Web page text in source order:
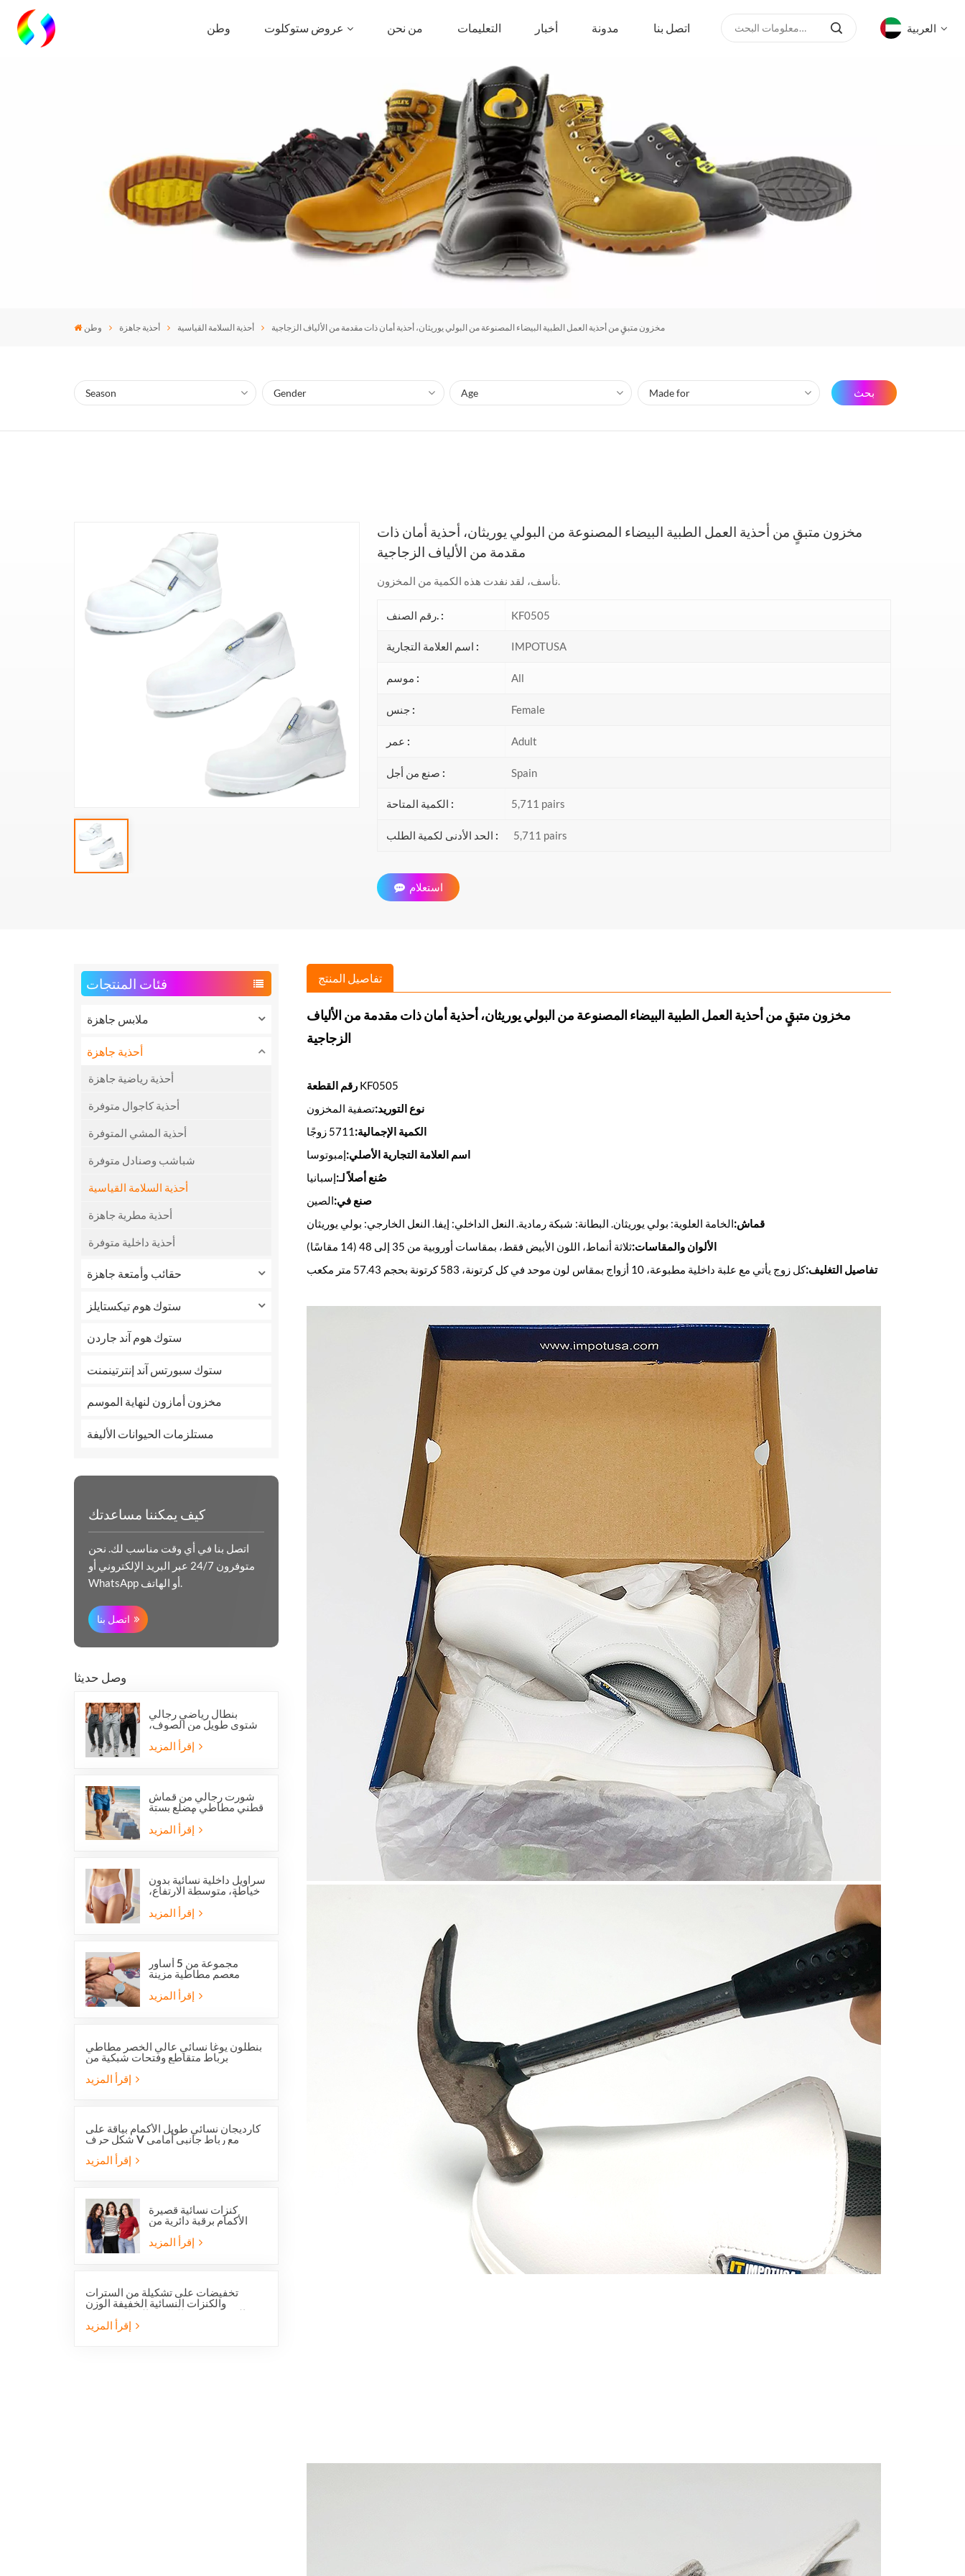
وطن عروض ستوكلوت من نحن التعليمات أخبار مدونة اتصل بنا العربية
وطن أحذية جاهزة أحذية السلامة القياسية مخزون متبقٍ من أحذية العمل الطبية البيضاء المصنوعة من البولي يوريثان، أحذية أمان ذات مقدمة من الألياف الزجاجية
بحث
مخزون متبقٍ من أحذية العمل الطبية البيضاء المصنوعة من البولي يوريثان، أحذية أمان ذات
مقدمة من الألياف الزجاجية
نأسف، لقد نفدت هذه الكمية من المخزون.
رقم الصنف. : KF0505
اسم العلامة التجارية : IMPOTUSA
موسم : All
جنس : Female
عمر : Adult
صنع من أجل : Spain
الكمية المتاحة : 5,711 pairs
الحد الأدنى لكمية الطلب : 5,711 pairs
استعلام
فئات المنتجات
ملابس جاهزة
أحذية جاهزة
أحذية رياضية جاهزة
أحذية كاجوال متوفرة
أحذية المشي المتوفرة
شباشب وصنادل متوفرة
أحذية السلامة القياسية
أحذية مطرية جاهزة
أحذية داخلية متوفرة
حقائب وأمتعة جاهزة
ستوك هوم تيكستايلز
ستوك هوم آند جاردن
ستوك سبورتس آند إنترتينمنت
مخزون أمازون لنهاية الموسم
مستلزمات الحيوانات الأليفة
كيف يمكننا مساعدتك
اتصل بنا في أي وقت مناسب لك. نحن
متوفرون 24/7 عبر البريد الإلكتروني أو
WhatsApp أو الهاتف.
اتصل بنا
وصل حديثا
بنطال رياضي رجالي
شتوي طويل من الصوف،
بقصة عادية، من
أوفرستوك، مناسب للجري
والجري.
شورت رجالي من قماش
قطني مطاطي مضلع بستة
جيوب من أوفرستوك
سراويل داخلية نسائية بدون
خياطة، متوسطة الارتفاع،
من أوفرستوك، مصنوعة
من قماش يسمح بمرور
الهواء، لطيفة على البشرة،
مجموعة من 5 أساور
معصم مطاطية مزينة
بالخرز تحمل صورة
القديس بنديكت الكاثوليكي
وميدالية المعجزة
بنطلون يوغا نسائي عالي الخصر مطاطي
برباط متقاطع وفتحات شبكية من
ستوكلوت
كارديجان نسائي طويل الأكمام بياقة على
شكل حرف V مع رباط جانبي أمامي
كنزات نسائية قصيرة
الأكمام برقبة دائرية من
الصوف المحبوك، متوفرة
تخفيضات على تشكيلة من السترات
والكنزات النسائية الخفيفة الوزن
المصنوعة من الصوف القطبي بنصف
تفاصيل المنتج
مخزون متبقٍ من أحذية العمل الطبية البيضاء المصنوعة من البولي يوريثان، أحذية أمان ذات مقدمة من الألياف
الزجاجية
رقم القطعة KF0505
نوع التوريد:تصفية المخزون
الكمية الإجمالية: 5711 زوجًا
اسم العلامة التجارية الأصلي:إمبوتوسا
صُنع أصلاً لـ:إسبانيا
صنع في:الصين
قماش:الخامة العلوية: بولي يوريثان. البطانة: شبكة رمادية. النعل الداخلي: إيفا. النعل الخارجي: بولي يوريثان
الألوان والمقاسات:ثلاثة أنماط، اللون الأبيض فقط، بمقاسات أوروبية من 35 إلى 48 (14 مقاسًا)
تفاصيل التغليف:كل زوج يأتي مع علبة داخلية مطبوعة، 10 أزواج بمقاس لون موحد في كل كرتونة، 583 كرتونة بحجم 57.43 متر مكعب